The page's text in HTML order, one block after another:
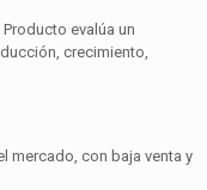
evalúa un
crecimiento,
mercado, con baja venta y